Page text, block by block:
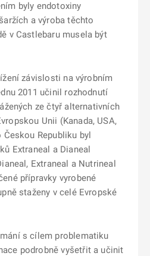
byly endotoxiny
a výroba těchto
v Castlebaru musela být
závislosti na výrobním
2011 učinil rozhodnutí
ze čtyř alternativních
Unii (Kanada, USA,
Českou Republiku byl
Extraneal a Dianeal
Extraneal a Nutrineal
přípravky vyrobené
staženy v celé Evropské
s cílem problematiku
podrobně vyšetřit a učinit